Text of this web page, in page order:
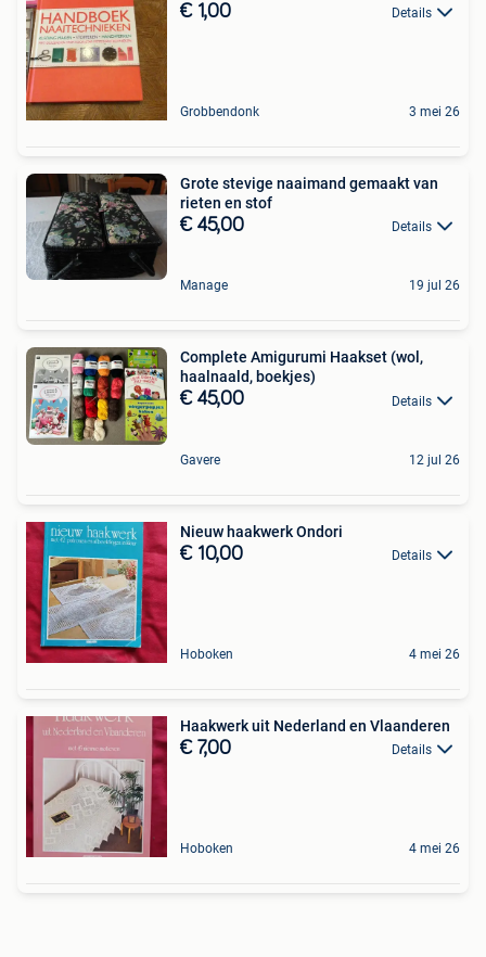
€ 1,00 Details
Grobbendonk 3 mei 26
Grote stevige naaimand gemaakt van
rieten en stof
€ 45,00 Details
Manage 19 jul 26
Complete Amigurumi Haakset (wol,
haalnaald, boekjes)
€ 45,00 Details
Gavere 12 jul 26
Nieuw haakwerk Ondori
€ 10,00 Details
Hoboken 4 mei 26
Haakwerk uit Nederland en Vlaanderen
€ 7,00 Details
Hoboken 4 mei 26